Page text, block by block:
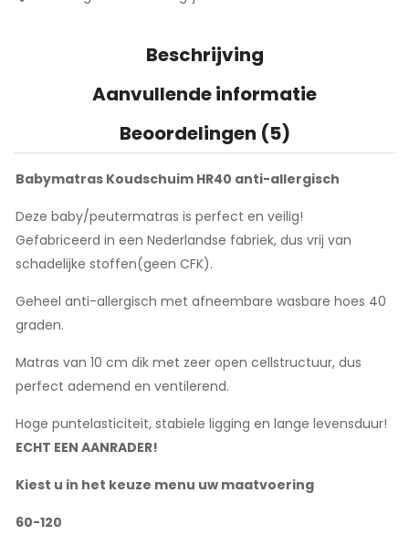
Beschrijving
Aanvullende informatie
Beoordelingen (5)
Babymatras Koudschuim HR40 anti-allergisch
Deze baby/peutermatras is perfect en veilig!
Gefabriceerd in een Nederlandse fabriek, dus vrij van
schadelijke stoffen(geen CFK).
Geheel anti-allergisch met afneembare wasbare hoes 40
graden.
Matras van 10 cm dik met zeer open cellstructuur, dus
perfect ademend en ventilerend.
Hoge puntelasticiteit, stabiele ligging en lange levensduur!
ECHT EEN AANRADER!
Kiest u in het keuze menu uw maatvoering
60-120